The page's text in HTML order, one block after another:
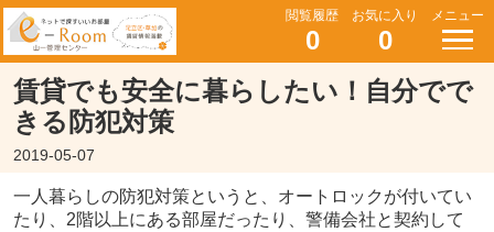
閲覧履歴
0
お気に入り
0
メニュー
賃貸でも安全に暮らしたい！自分でで
きる防犯対策
2019-05-07
一人暮らしの防犯対策というと、オートロックが付いてい
たり、 2階以上にある部屋だったり、警備会社と契約して